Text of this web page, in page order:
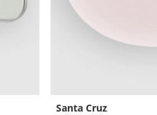
Santa Cruz